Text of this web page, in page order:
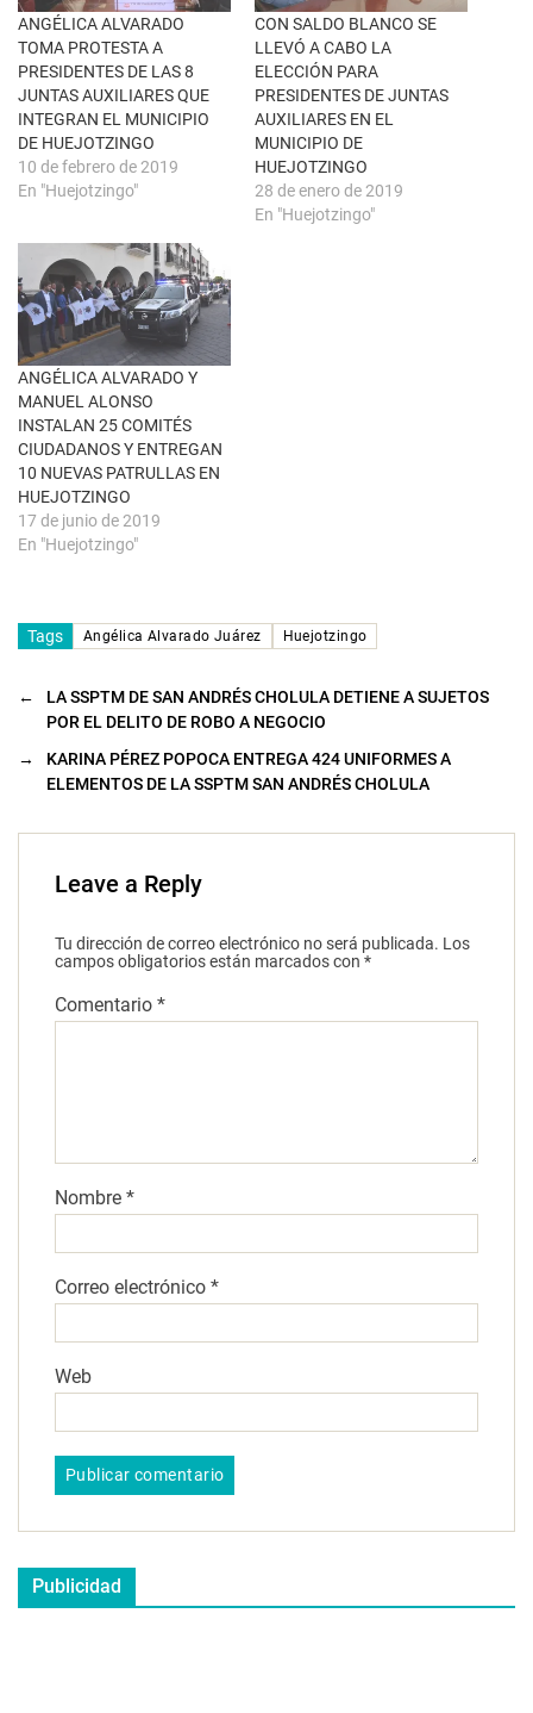
e
n
t
a
n
a
n
u
e
v
a
)
o
k
(
S
e
a
b
e
e
n
u
n
e
n
t
a
n
a
n
u
e
v
a
)
ANGÉLICA ALVARADO
TOMA PROTESTA A
PRESIDENTES DE LAS 8
JUNTAS AUXILIARES QUE
INTEGRAN EL MUNICIPIO
DE HUEJOTZINGO
10 de febrero de 2019
En "Huejotzingo"
CON SALDO BLANCO SE
LLEVÓ A CABO LA
ELECCIÓN PARA
PRESIDENTES DE JUNTAS
AUXILIARES EN EL
MUNICIPIO DE
HUEJOTZINGO
28 de enero de 2019
En "Huejotzingo"
ANGÉLICA ALVARADO Y
MANUEL ALONSO
INSTALAN 25 COMITÉS
CIUDADANOS Y ENTREGAN
10 NUEVAS PATRULLAS EN
HUEJOTZINGO
17 de junio de 2019
En "Huejotzingo"
Tags Angélica Alvarado Juárez Huejotzingo
←
LA SSPTM DE SAN ANDRÉS CHOLULA DETIENE A SUJETOS
POR EL DELITO DE ROBO A NEGOCIO
→
KARINA PÉREZ POPOCA ENTREGA 424 UNIFORMES A
ELEMENTOS DE LA SSPTM SAN ANDRÉS CHOLULA
Leave a Reply
Tu dirección de correo electrónico no será publicada. Los
campos obligatorios están marcados con *
Comentario *
Nombre *
Correo electrónico *
Web
Publicidad